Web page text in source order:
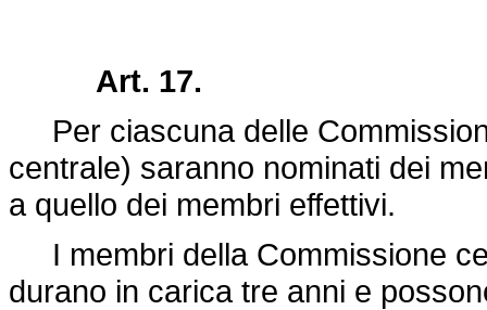
Art. 17.
Per ciascuna delle
centrale) saranno nominati dei
a quello dei membri effettivi.
I membri della Commissione
durano in carica tre anni e